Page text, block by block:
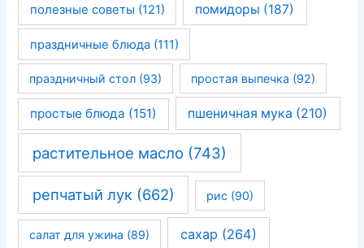
полезные советы (121) помидоры (187)
праздничные блюда(111)
праздничный стол (93) простая выпечка (92)
простые блюда (151) пшеничная мука (210)
растительное масло (743)
репчатый лук(662) рис (90)
салат для ужина (89) сахар (264)